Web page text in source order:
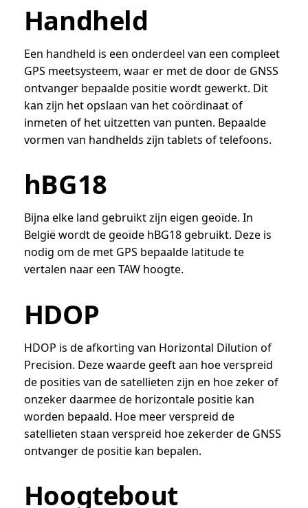
Handheld
Een handheld is een onderdeel van een compleet
GPS meetsysteem, waar er met de door de GNSS
ontvanger bepaalde positie wordt gewerkt. Dit
kan zijn het opslaan van het coördinaat of
inmeten of het uitzetten van punten. Bepaalde
vormen van handhelds zijn tablets of telefoons.
hBG18
Bijna elke land gebruikt zijn eigen geoïde. In
België wordt de geoïde hBG18 gebruikt. Deze is
nodig om de met GPS bepaalde latitude te
vertalen naar een TAW hoogte.
HDOP
HDOP is de afkorting van Horizontal Dilution of
Precision. Deze waarde geeft aan hoe verspreid
de posities van de satellieten zijn en hoe zeker of
onzeker daarmee de horizontale positie kan
worden bepaald. Hoe meer verspreid de
satellieten staan verspreid hoe zekerder de GNSS
ontvanger de positie kan bepalen.
Hoogtebout